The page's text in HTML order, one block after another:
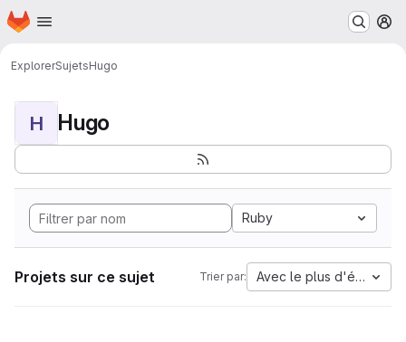
Passer au contenu principal
Page d'accueil
ExplorerSujetsHugo
H Hugo
Ruby
Projets sur ce sujet Trier par: Avec le plus d'étoiles